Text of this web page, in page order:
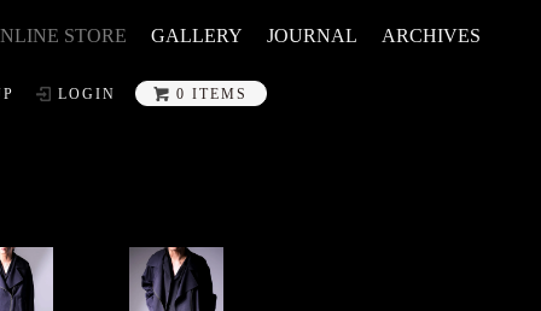
ARCHIVES
JOURNAL
GALLERY
STORE
LOGIN 0 ITEMS